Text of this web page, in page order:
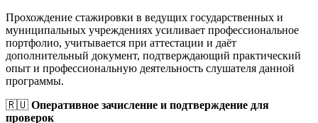
Прохождение стажировки в ведущих государственных и
муниципальных учреждениях усиливает профессиональное
портфолио, учитывается при аттестации и даёт
дополнительный документ, подтверждающий практический
опыт и профессиональную деятельность слушателя данной
программы.
🇷🇺 Оперативное зачисление и подтверждение для
проверок